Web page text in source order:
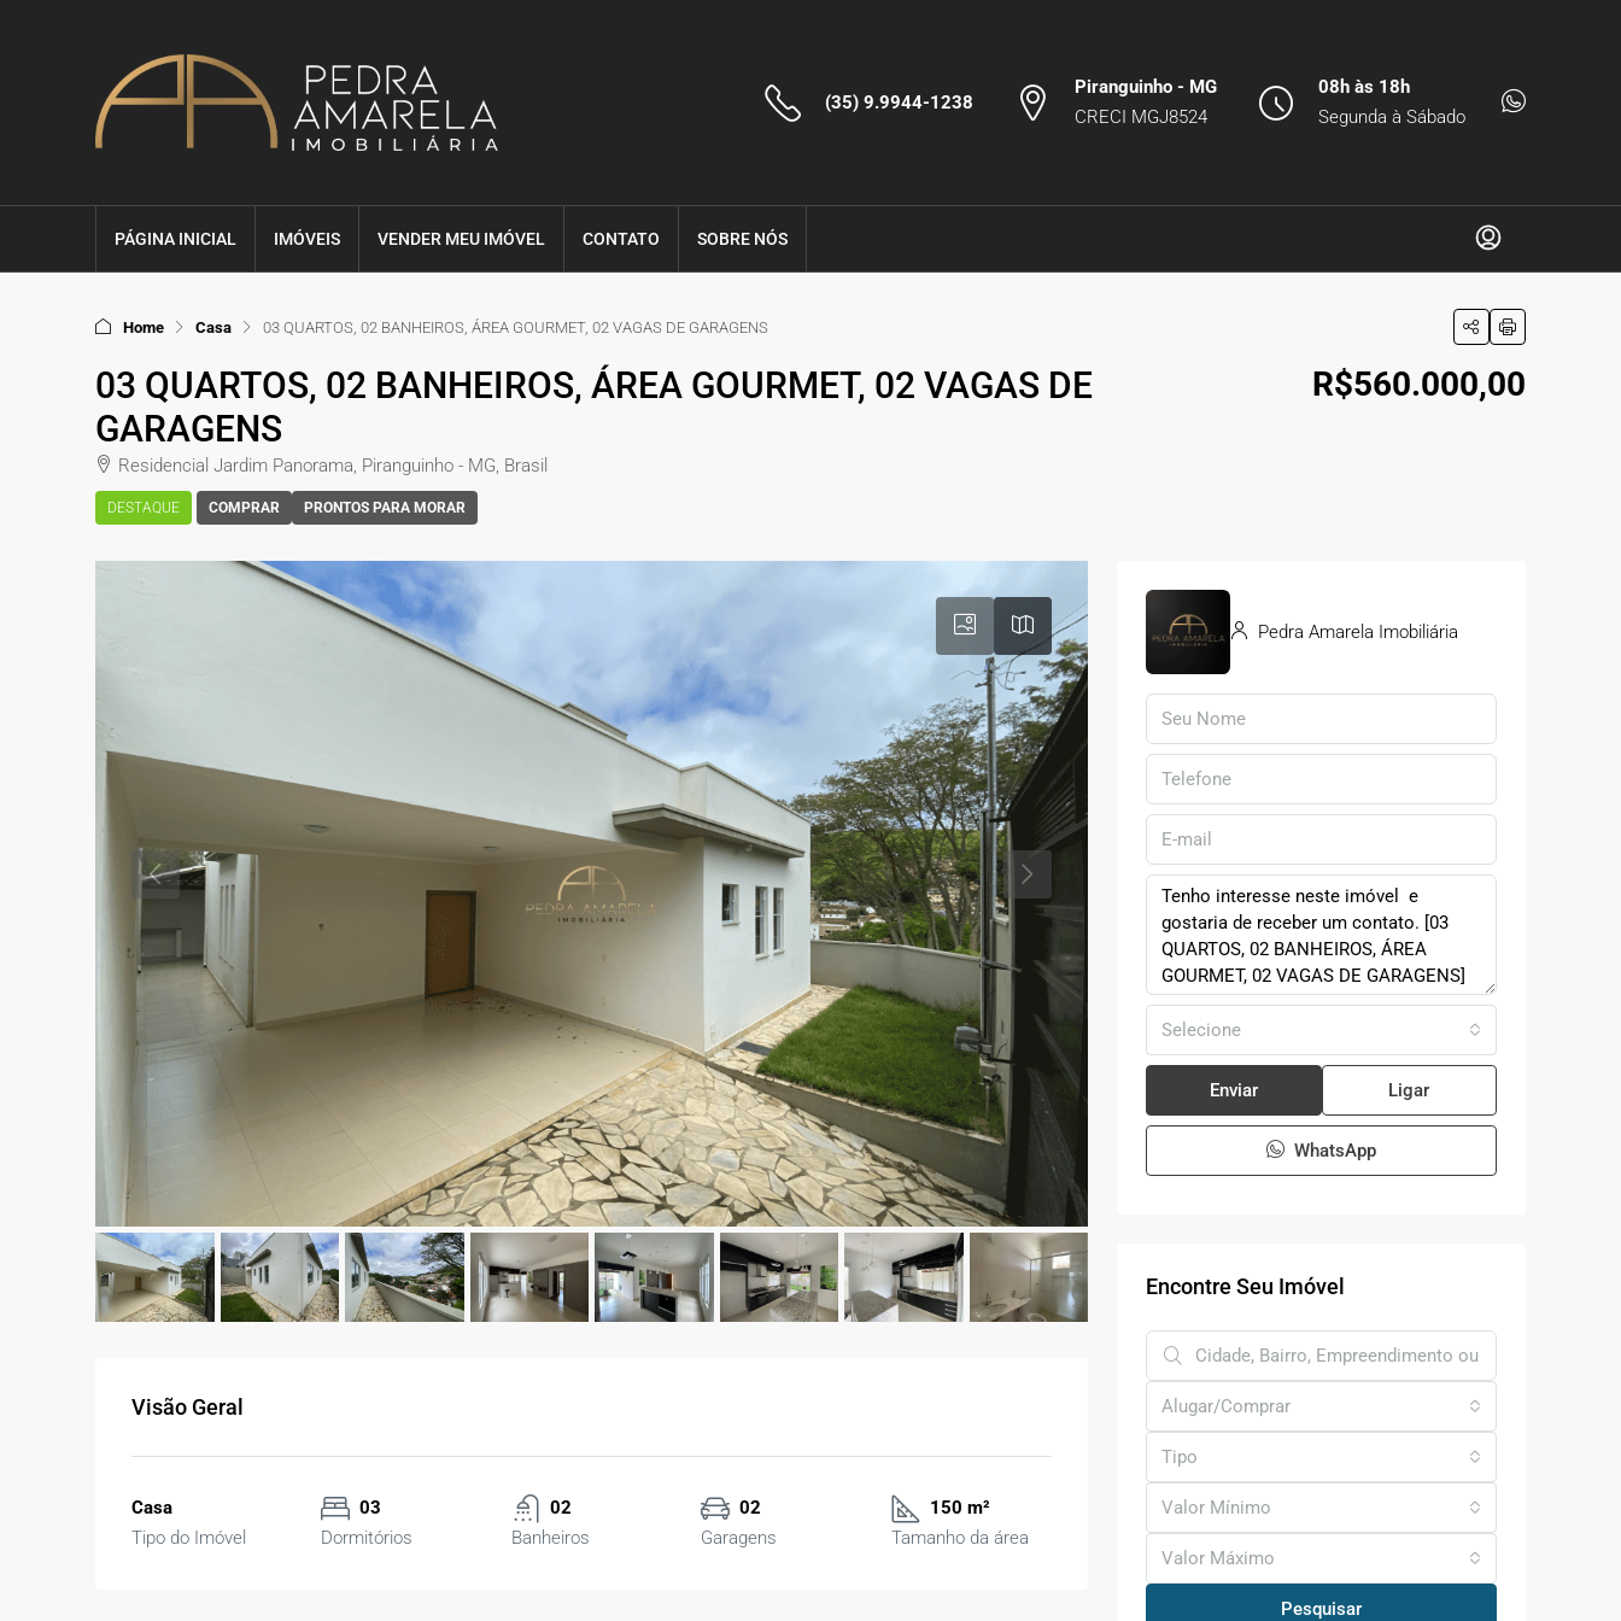
(35) 9.9944-1238
Piranguinho - MG
CRECI MGJ8524
08h às 18h
Segunda à Sábado
PÁGINA INICIAL IMÓVEIS VENDER MEU IMÓVEL CONTATO SOBRE NÓS
Home Casa 03 QUARTOS, 02 BANHEIROS, ÁREA GOURMET, 02 VAGAS DE GARAGENS
03 QUARTOS, 02 BANHEIROS, ÁREA GOURMET, 02 VAGAS DE
GARAGENS
Residencial Jardim Panorama, Piranguinho - MG, Brasil
DESTAQUE COMPRAR PRONTOS PARA MORAR
R$560.000,00
Visão Geral
Casa
Tipo do Imóvel
03
Dormitórios
02
Banheiros
02
Garagens
150 m²
Tamanho da área
Pedra Amarela Imobiliária
Selecione
Enviar Ligar
WhatsApp
Encontre Seu Imóvel
Alugar/Comprar
Tipo
Valor Mínimo
Valor Máximo
Pesquisar